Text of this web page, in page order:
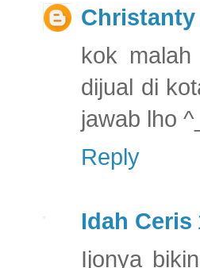
kok
dijual di
jawab lho
Reply
Idah Ceris
Ijonya